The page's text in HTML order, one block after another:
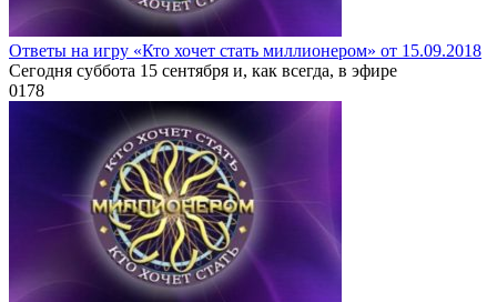
Ответы на игру «Кто хочет стать миллионером» от 15.09.2018
Сегодня суббота 15 сентября и, как всегда, в эфире
0178